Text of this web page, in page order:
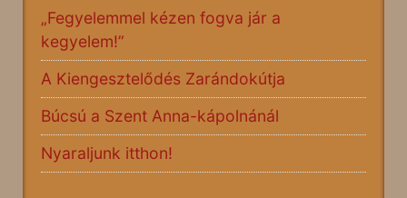
„Fegyelemmel kézen fogva jár a
kegyelem!”
A Kiengesztelődés Zarándokútja
Búcsú a Szent Anna-kápolnánál
Nyaraljunk itthon!